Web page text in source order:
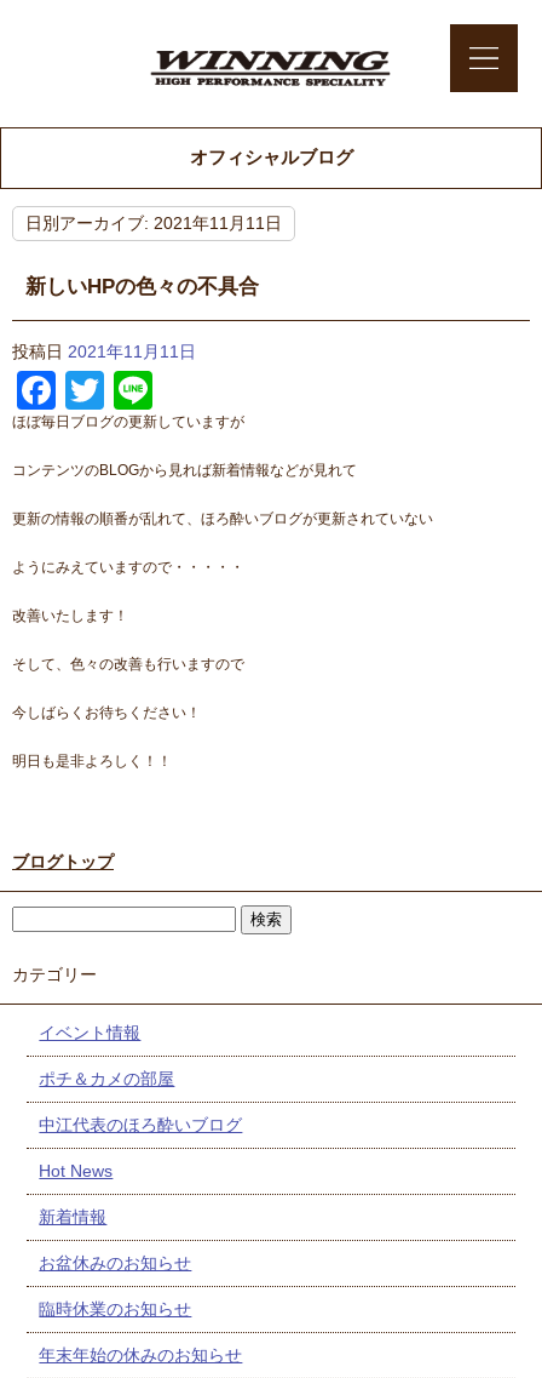
オフィシャルブログ
日別アーカイブ: 2021年11月11日
新しいHPの色々の不具合
投稿日 2021年11月11日
Facebook
Twitter
ほぼ毎日ブログの更新していますが
コンテンツのBLOGから見れば新着情報などが見れて
更新の情報の順番が乱れて、ほろ酔いブログが更新されていない
ようにみえていますので・・・・・
改善いたします！
そして、色々の改善も行いますので
今しばらくお待ちください！
明日も是非よろしく！！
ブログトップ
カテゴリー
イベント情報
ポチ＆カメの部屋
中江代表のほろ酔いブログ
Hot News
新着情報
お盆休みのお知らせ
臨時休業のお知らせ
年末年始の休みのお知らせ